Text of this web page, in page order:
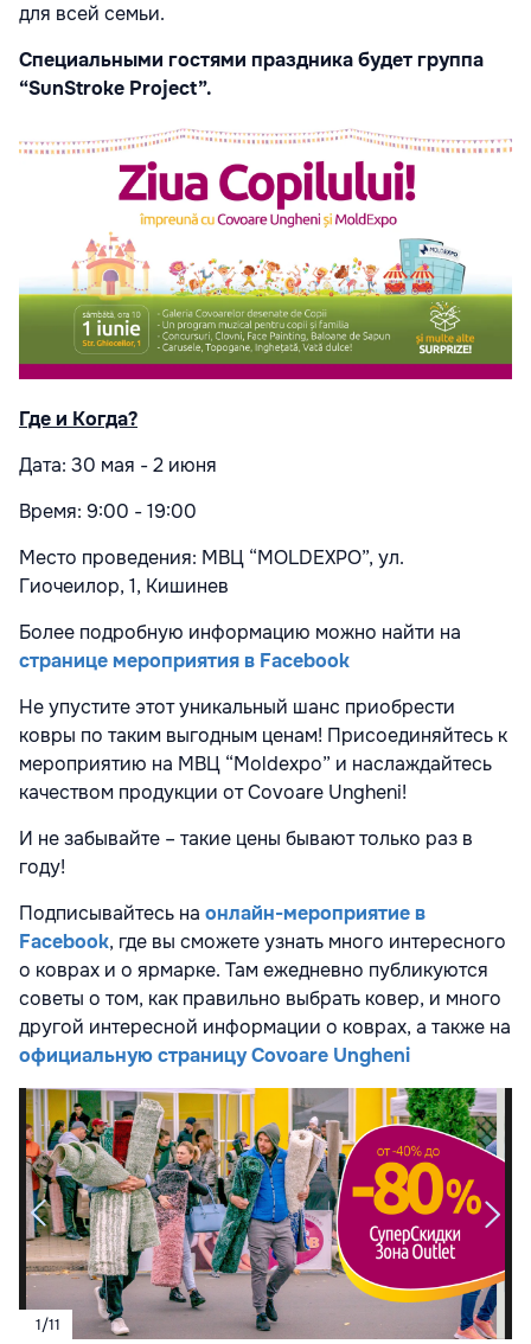
для всей семьи.
Специальными гостями праздника будет группа
“SunStroke Project”.
Где и Когда?
Дата: 30 мая - 2 июня
Время: 9:00 - 19:00
Место проведения: МВЦ “MOLDEXPO”, ул.
Гиочеилор, 1, Кишинев
Более подробную информацию можно найти на
странице мероприятия в Facebook
Не упустите этот уникальный шанс приобрести
ковры по таким выгодным ценам! Присоединяйтесь к
мероприятию на МВЦ “Moldexpo” и наслаждайтесь
качеством продукции от Covoare Ungheni!
И не забывайте – такие цены бывают только раз в
году!
Подписывайтесь на онлайн-мероприятие в
Facebook, где вы сможете узнать много интересного
о коврах и о ярмарке. Там ежедневно публикуются
советы о том, как правильно выбрать ковер, и много
другой интересной информации о коврах, а также на
официальнуюстраницу Covoare Ungheni
1/11